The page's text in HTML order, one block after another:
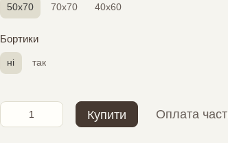
50х70 70х70 40х60
Бортики
ні так
Купити Оплата